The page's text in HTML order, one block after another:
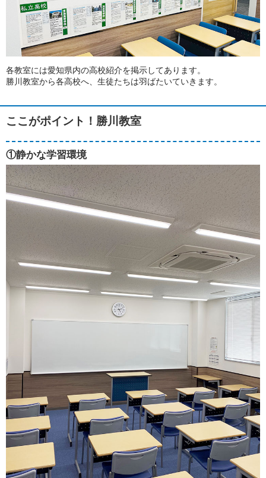
各教室には愛知県内の高校紹介を掲示してあります。
勝川教室から各高校へ、生徒たちは羽ばたいていきます。
ここがポイント！勝川教室
①静かな学習環境